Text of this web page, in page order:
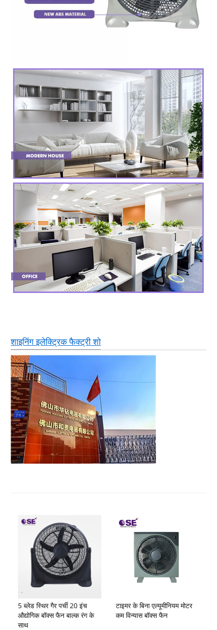
शाइनिंग इलेक्ट्रिक फैक्ट्री शो
5 ब्लेड स्थिर गैर पर्ची 20 इंच
औद्योगिक बॉक्स फैन बाल्क रंग के
साथ
टाइमर के बिना एल्यूमीनियम मोटर
कम विन्यास बॉक्स फैन